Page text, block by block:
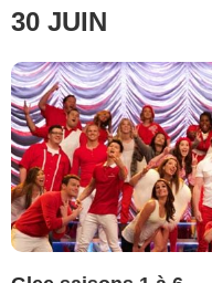
30 JUIN